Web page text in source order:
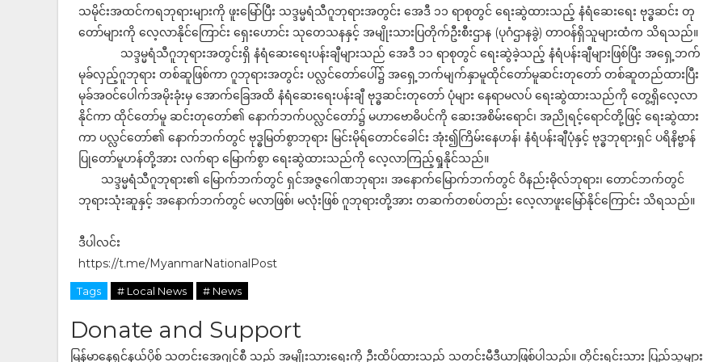
သမိုင်းအထင်ကရဘုရားများကို ဖူးမြော်ပြီး သဒ္ဒမ္မရံသီဂူဘုရားအတွင်း အေဒီ ၁၁ ရာစုတွင် ရေးဆွဲထားသည့် နံရံဆေးရေး ဗုဒ္ဓဆင်း တု
တော်များကို လေ့လာနိုင်ကြောင်း ရှေးဟောင်း သုတေသနနှင့် အမျိုးသားပြတိုက်ဦးစီးဌာန (ပုဂံဌာနခွဲ) တာဝန်ရှိသူများထံက သိရသည်။
သဒ္ဒမ္မရံသီဂူဘုရားအတွင်းရှိ နံရံဆေးရေးပန်းချီများသည် အေဒီ ၁၁ ရာစုတွင် ရေးဆွဲခဲ့သည့် နံရံပန်းချီများဖြစ်ပြီး အရှေ့ဘက်
မုခ်လှည့်ဂူဘုရား တစ်ဆူဖြစ်ကာ ဂူဘုရားအတွင်း ပလ္လင်တော်ပေါ်၌ အရှေ့ဘက်မျက်နှာမူထိုင်တော်မူဆင်းတုတော် တစ်ဆူတည်ထားပြီး
မုခ်အဝင်ပေါက်အမိုးခုံးမှ အောက်ခြေအထိ နံရံဆေးရေးပန်းချီ ဗုဒ္ဓဆင်းတုတော် ပုံများ နေရာမလပ် ရေးဆွဲထားသည်ကို တွေ့ရှိလေ့လာ
နိုင်ကာ ထိုင်တော်မူ ဆင်းတုတော်၏ နောက်ဘက်ပလ္လင်တော်၌ မဟာဗောဓိပင်ကို ဆေးအစိမ်းရောင်၊ အညိုရင့်ရောင်တို့ဖြင့် ရေးဆွဲထား
ကာ ပလ္လင်တော်၏ နောက်ဘက်တွင် ဗုဒ္ဓမြတ်စွာဘုရား မြင်းမိုရ်တောင်ခေါင်း အုံး၍ကြိမ်းနေဟန်၊ နံရံပန်းချီပုံနှင့် ဗုဒ္ဓဘုရားရှင် ပရိနိဗ္ဗာန်
ပြုတော်မူဟန်တို့အား လက်ရာ မြောက်စွာ ရေးဆွဲထားသည်ကို လေ့လာကြည့်ရှုနိုင်သည်။
သဒ္ဒမ္မရံသီဂူဘုရား၏ မြောက်ဘက်တွင် ရှင်အဇ္ဇဂေါဏဘုရား၊ အနောက်မြောက်ဘက်တွင် ဝိနည်းဓိုလ်ဘုရား၊ တောင်ဘက်တွင်
ဘုရားသုံးဆူနှင့် အနောက်ဘက်တွင် မလာဖြစ်၊ မလုံးဖြစ် ဂူဘုရားတို့အား တဆက်တစပ်တည်း လေ့လာဖူးမြော်နိုင်ကြောင်း သိရသည်။
ဒီပါလင်း
https://t.me/MyanmarNationalPost
Tags # Local News # News
Donate and Support
မြန်မာနေရှင်နယ်ပို့စ် သတင်းအေဂျင်စီ သည် အမျိုးသားရေးကို ဦးထိပ်ထားသည့် သတင်းမီဒီယာဖြစ်ပါသည်။ တိုင်းရင်းသား ပြည်သူများ